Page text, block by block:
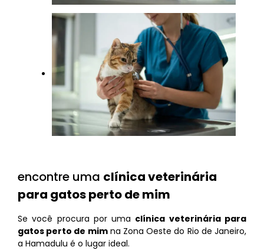
encontre uma clínica veterinária
para gatos perto de mim
Se você procura por uma clínica veterinária para
gatos perto de mimna Zona Oeste do Rio de Janeiro,
a Hamadulu é o lugar ideal.